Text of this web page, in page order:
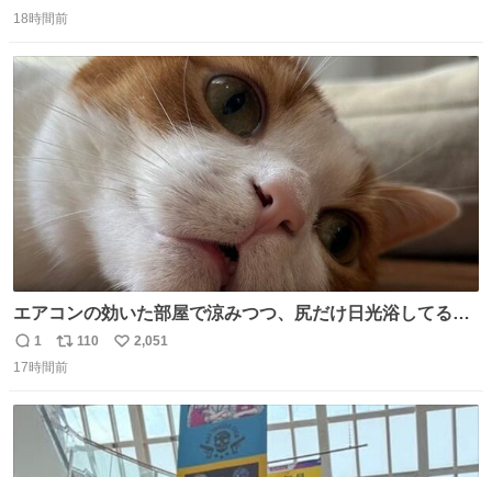
信
ポ
ト
数
数
18時間前
エアコンの効いた部屋で涼みつつ、尻だけ日光浴してる猫
もはや貴族じゃん！
返
信
1
リ
ポ
ト
数
110
い
数
2,051
17時間前